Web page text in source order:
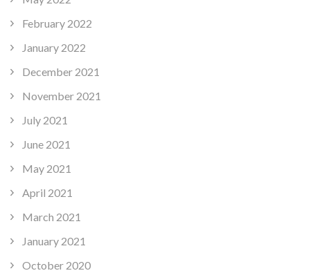
February 2022
January 2022
December 2021
November 2021
July 2021
June 2021
May 2021
April 2021
March 2021
January 2021
October 2020